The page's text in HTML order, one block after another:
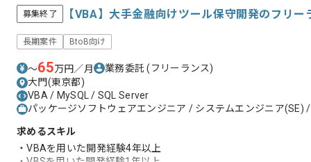
募集終了 【VBA】大手金融向けツール保守開発のフリ
長期案件 BtoB向け
〜65万円／月 業務委託(フリーランス)
大門(東京都)
VBA / MySQL / SQL Server
パッケージソフトウェアエンジニア / システムエンジニア(SE)
求めるスキル
・VBAを用いた開発経験4年以上